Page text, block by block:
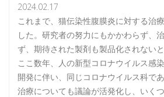
2024.02.17
これまで、猫伝染性腹膜炎に対する治
した。研究者の努力にもかかわらず、
ず、期待された製剤も製品化されない
ここ数年、人の新型コロナウイルス感
開発に伴い、同じコロナウイルス科で
治療についても議論が活発化し、いく